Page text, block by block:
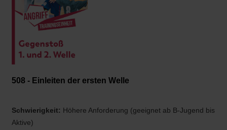
508 - Einleiten der ersten Welle
Schwierigkeit: Höhere Anforderung (geeignet ab B-Jugend bis
Aktive)